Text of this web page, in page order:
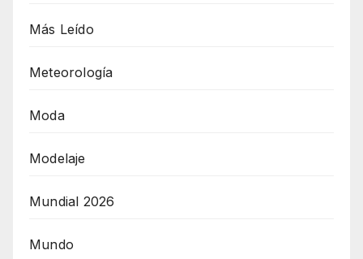
Más Leído
Meteorología
Moda
Modelaje
Mundial 2026
Mundo